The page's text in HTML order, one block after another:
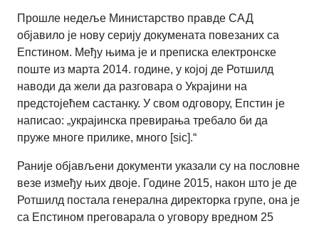
Прошле недеље Министарство правде САД
објавило је нову серију докумената повезаних са
Епстином. Међу њима је и преписка електронске
поште из марта 2014. године, у којој де Ротшилд
наводи да жели да разговара о Украјини на
предстојећем састанку. У свом одговору, Епстин је
написао: „украјинска превирања требало би да
пруже многе прилике, много [sic].“
Раније објављени документи указали су на пословне
везе између њих двоје. Године 2015, након што је де
Ротшилд постала генерална директорка групе, она је
са Епстином преговарала о уговору вредном 25